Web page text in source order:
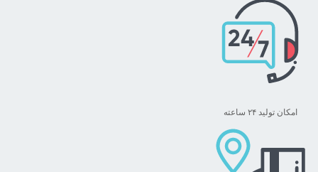
امکان تولید ۲۴ ساعته